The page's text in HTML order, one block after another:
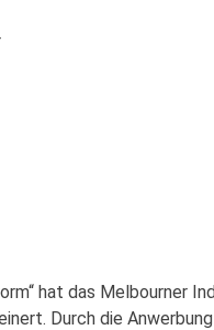
hat das Melbourner
Durch die